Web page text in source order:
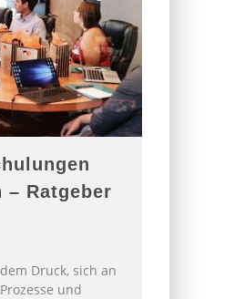
Ratgeber
Druck, sich an
und